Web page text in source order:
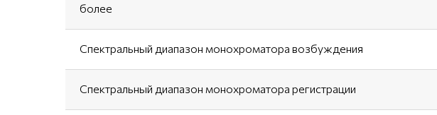
более
Спектральный диапазон монохроматора возбуждения
Спектральный диапазон монохроматора регистрации